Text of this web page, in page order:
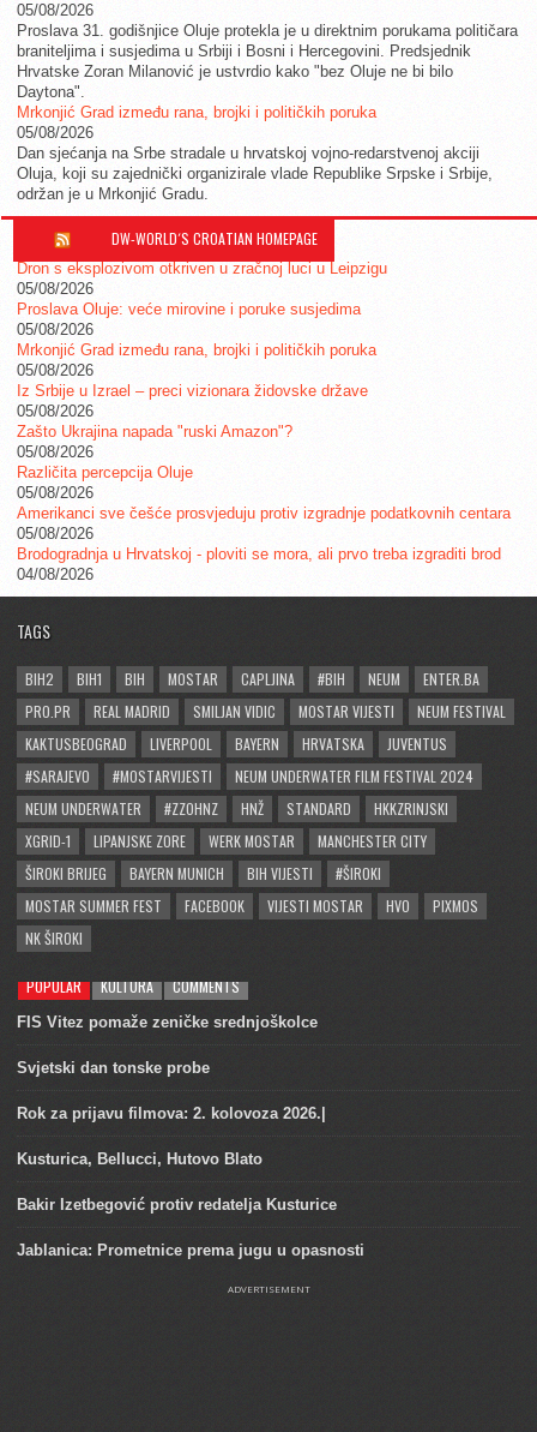
05/08/2026
Proslava 31. godišnjice Oluje protekla je u direktnim porukama političara
braniteljima i susjedima u Srbiji i Bosni i Hercegovini. Predsjednik
Hrvatske Zoran Milanović je ustvrdio kako "bez Oluje ne bi bilo
Daytona".
Mrkonjić Grad između rana, brojki i političkih poruka
05/08/2026
Dan sjećanja na Srbe stradale u hrvatskoj vojno-redarstvenoj akciji
Oluja, koji su zajednički organizirale vlade Republike Srpske i Srbije,
održan je u Mrkonjić Gradu.
DW-WORLD´S CROATIAN HOMEPAGE
Dron s eksplozivom otkriven u zračnoj luci u Leipzigu
05/08/2026
Proslava Oluje: veće mirovine i poruke susjedima
05/08/2026
Mrkonjić Grad između rana, brojki i političkih poruka
05/08/2026
Iz Srbije u Izrael – preci vizionara židovske države
05/08/2026
Zašto Ukrajina napada "ruski Amazon"?
05/08/2026
Različita percepcija Oluje
05/08/2026
Amerikanci sve češće prosvjeduju protiv izgradnje podatkovnih centara
05/08/2026
Brodogradnja u Hrvatskoj - ploviti se mora, ali prvo treba izgraditi brod
04/08/2026
TAGS
BIH2 BIH1 BIH MOSTAR CAPLJINA #BIH NEUM
ENTER.BA
PRO.PR
REAL MADRID SMILJAN VIDIC MOSTAR VIJESTI
NEUM FESTIVAL
KAKTUSBEOGRAD
LIVERPOOL BAYERN HRVATSKA
JUVENTUS
#SARAJEVO
#MOSTARVIJESTI
NEUM UNDERWATER FILM FESTIVAL 2024
NEUM UNDERWATER
#ZZOHNZ HNŽ STANDARD
HKKZRINJSKI
XGRID-1
LIPANJSKE ZORE WERK MOSTAR
MANCHESTER CITY
ŠIROKI BRIJEG
BAYERN MUNICH BIH VIJESTI
#ŠIROKI
MOSTAR SUMMER FEST
FACEBOOK VIJESTI MOSTAR HVO
PIXMOS
NK ŠIROKI
POPULAR KULTURA COMMENTS
FIS Vitez pomaže zeničke srednjoškolce
Svjetski dan tonske probe
Rok za prijavu filmova: 2. kolovoza 2026.|
Kusturica, Bellucci, Hutovo Blato
Bakir Izetbegović protiv redatelja Kusturice
Jablanica: Prometnice prema jugu u opasnosti
ADVERTISEMENT